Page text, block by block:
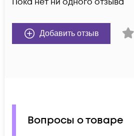
Добавить отзыв
Вопросы о товаре